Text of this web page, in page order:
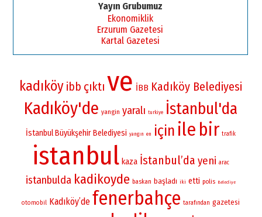
Yayın Grubumuz
Ekonomiklik
Erzurum Gazetesi
Kartal Gazetesi
kadıköy ibb çıktı ve İBB Kadıköy Belediyesi
Kadıköy'de yangin yaralı turkiye İstanbul'da
İstanbul Büyükşehir Belediyesi yangın en için ile bir trafik
istanbul kaza İstanbul’da yeni arac
istanbulda kadikoyde baskan başladı iki etti polis Belediye
otomobil Kadıköy’de fenerbahçe tarafından gazetesi